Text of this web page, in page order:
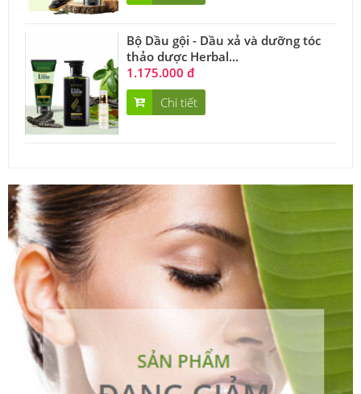
Bộ Dầu gội - Dầu xả và dưỡng tóc
thảo dược Herbal...
1.175.000 đ
Chi tiết